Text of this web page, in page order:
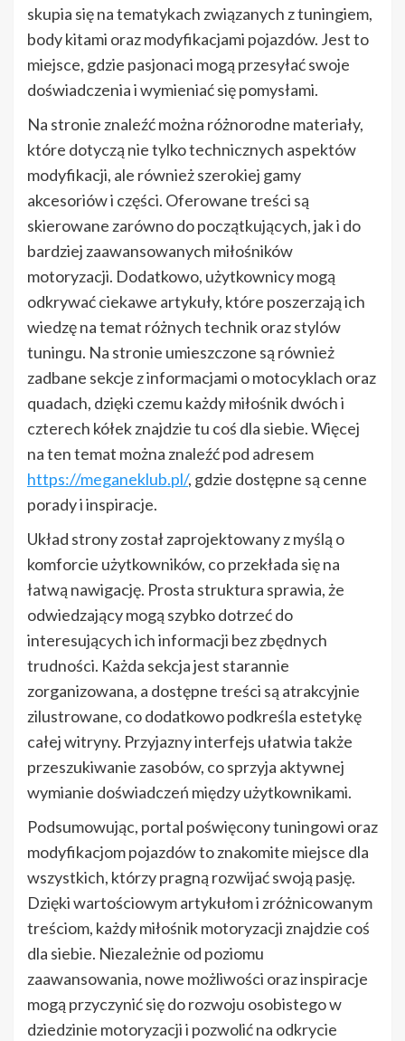
skupia się na tematykach związanych z tuningiem,
body kitami oraz modyfikacjami pojazdów. Jest to
miejsce, gdzie pasjonaci mogą przesyłać swoje
doświadczenia i wymieniać się pomysłami.
Na stronie znaleźć można różnorodne materiały,
które dotyczą nie tylko technicznych aspektów
modyfikacji, ale również szerokiej gamy
akcesoriów i części. Oferowane treści są
skierowane zarówno do początkujących, jak i do
bardziej zaawansowanych miłośników
motoryzacji. Dodatkowo, użytkownicy mogą
odkrywać ciekawe artykuły, które poszerzają ich
wiedzę na temat różnych technik oraz stylów
tuningu. Na stronie umieszczone są również
zadbane sekcje z informacjami o motocyklach oraz
quadach, dzięki czemu każdy miłośnik dwóch i
czterech kółek znajdzie tu coś dla siebie. Więcej
na ten temat można znaleźć pod adresem
https://meganeklub.pl/, gdzie dostępne są cenne
porady i inspiracje.
Układ strony został zaprojektowany z myślą o
komforcie użytkowników, co przekłada się na
łatwą nawigację. Prosta struktura sprawia, że
odwiedzający mogą szybko dotrzeć do
interesujących ich informacji bez zbędnych
trudności. Każda sekcja jest starannie
zorganizowana, a dostępne treści są atrakcyjnie
zilustrowane, co dodatkowo podkreśla estetykę
całej witryny. Przyjazny interfejs ułatwia także
przeszukiwanie zasobów, co sprzyja aktywnej
wymianie doświadczeń między użytkownikami.
Podsumowując, portal poświęcony tuningowi oraz
modyfikacjom pojazdów to znakomite miejsce dla
wszystkich, którzy pragną rozwijać swoją pasję.
Dzięki wartościowym artykułom i zróżnicowanym
treściom, każdy miłośnik motoryzacji znajdzie coś
dla siebie. Niezależnie od poziomu
zaawansowania, nowe możliwości oraz inspiracje
mogą przyczynić się do rozwoju osobistego w
dziedzinie motoryzacji i pozwolić na odkrycie